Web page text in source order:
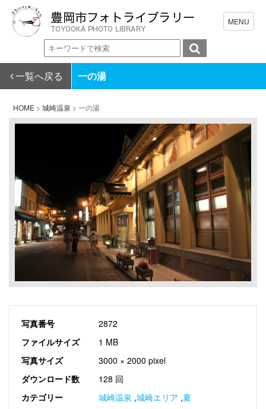
一覧へ戻る 一の湯
HOME > 城崎温泉 > 一の湯
写真番号
2872
ファイルサイズ
1 MB
写真サイズ
3000 × 2000 pixel
ダウンロード数
128 回
カテゴリー
城崎温泉 ,城崎エリア ,夏